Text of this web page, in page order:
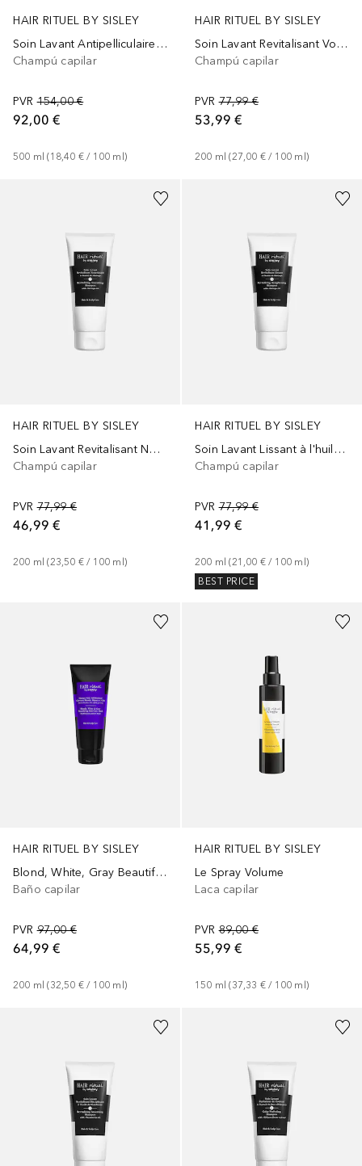
HAIR RITUEL BY SISLEY
Soin Lavant Antipelliculaire Apaisant
Champú capilar
PVR 154,00 €
92,00 €
500 ml (18,40 € / 100 ml )
HAIR RITUEL BY SISLEY
Soin Lavant Revitalisant Volumateur à l'huile de Camélia
Champú capilar
PVR 77,99 €
53,99 €
200 ml (27,00 € / 100 ml )
HAIR RITUEL BY SISLEY
Soin Lavant Revitalisant Nourrissant
Champú capilar
PVR 77,99 €
46,99 €
200 ml (23,50 € / 100 ml )
HAIR RITUEL BY SISLEY
Soin Lavant Lissant à l'huile de Moringa
Champú capilar
PVR 77,99 €
41,99 €
200 ml (21,00 € / 100 ml )
BEST PRICE
HAIR RITUEL BY SISLEY
Blond, White, Gray Beautifying
Baño capilar
PVR 97,00 €
64,99 €
200 ml (32,50 € / 100 ml)
HAIR RITUEL BY SISLEY
Le Spray Volume
Laca capilar
PVR 89,00 €
55,99 €
150 ml (37,33 € / 100 ml )